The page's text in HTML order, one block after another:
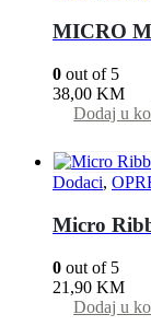
MICRO
0 out of 5
38,00 KM
Dodaj u
Dodaci,
Micro
0 out of 5
21,90 KM
Dodaj u